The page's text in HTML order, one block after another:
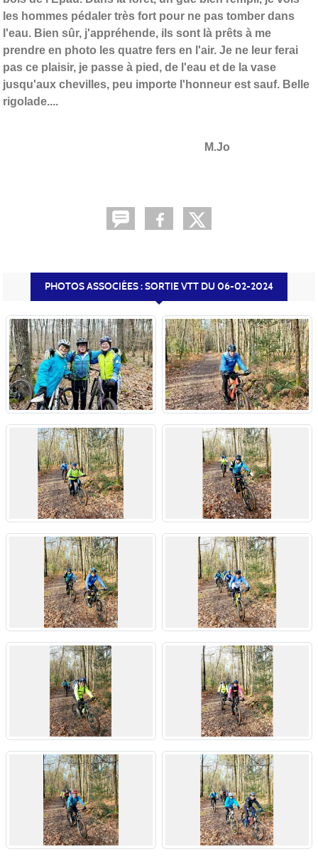
les hommes pédaler très fort pour ne pas tomber dans
l'eau. Bien sûr, j'appréhende, ils sont là prêts à me
prendre en photo les quatre fers en l'air. Je ne leur ferai
pas ce plaisir, je passe à pied, de l'eau et de la vase
jusqu'aux chevilles, peu importe l'honneur est sauf. Belle
rigolade....
M.Jo
PHOTOS ASSOCIÉES : SORTIE VTT DU 06-02-2024